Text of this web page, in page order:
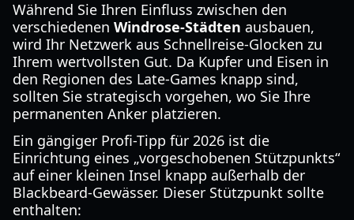
Während Sie Ihren Einfluss zwischen den
verschiedenen Windrose-Städten ausbauen,
wird Ihr Netzwerk aus Schnellreise-Glocken zu
Ihrem wertvollsten Gut. Da Kupfer und Eisen in
den Regionen des Late-Games knapp sind,
sollten Sie strategisch vorgehen, wo Sie Ihre
permanenten Anker platzieren.
Ein gängiger Profi-Tipp für 2026 ist die
Einrichtung eines „vorgeschobenen Stützpunkts“
auf einer kleinen Insel knapp außerhalb der
Blackbeard-Gewässer. Dieser Stützpunkt sollte
enthalten: